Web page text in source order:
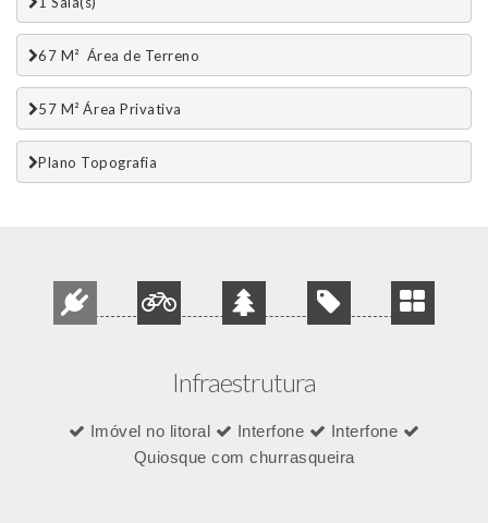
67 M²  Área de Terreno
57 M² Área Privativa
Plano Topografia
Infraestrutura
Imóvel no litoral Interfone
Interfone
Quiosque com churrasqueira